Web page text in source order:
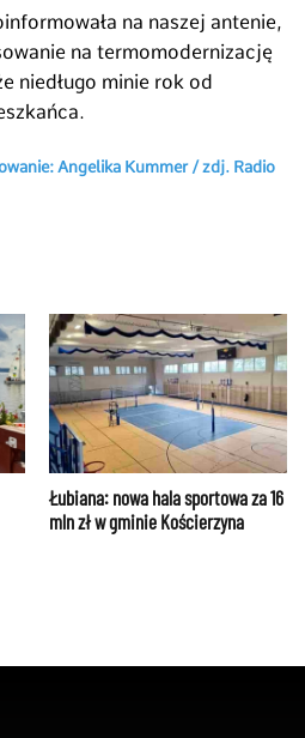
na naszej antenie,
na termomodernizację
niedługo minie rok od
Angelika Kummer / zdj. Radio
Łubiana: nowa hala sportowa za 16
mln zł w gminie Kościerzyna